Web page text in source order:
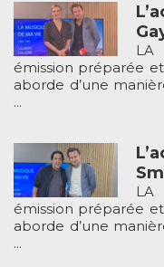
LA
émission préparée
aborde d’une
...
LA
émission préparée
aborde d’une
...